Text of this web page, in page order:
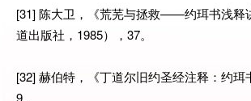
[31] 陈大卫，《荒芜与拯救——约珥书浅释
道出版社，1985），37。
[32] 赫伯特，《丁道尔旧约圣经注释：约珥